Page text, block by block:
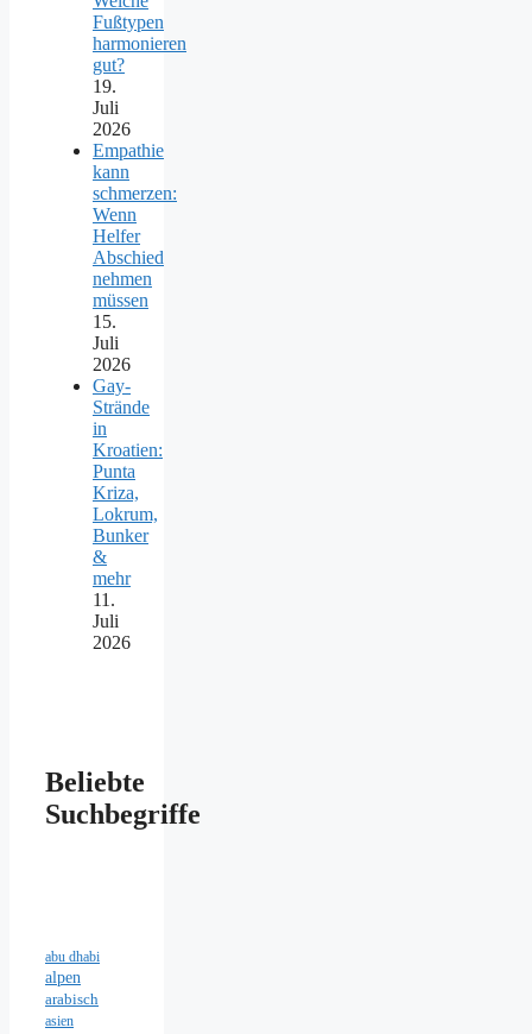
Fußtypen
harmonieren
gut?
19.
Juli
2026
Empathie
kann
schmerzen:
Wenn
Helfer
Abschied
nehmen
müssen
15.
Juli
2026
Gay-
Strände
in
Kroatien:
Punta
Kriza,
Lokrum,
Bunker
&
mehr
11.
Juli
2026
Beliebte
Suchbegriffe
abu dhabi
alpen
arabisch
asien